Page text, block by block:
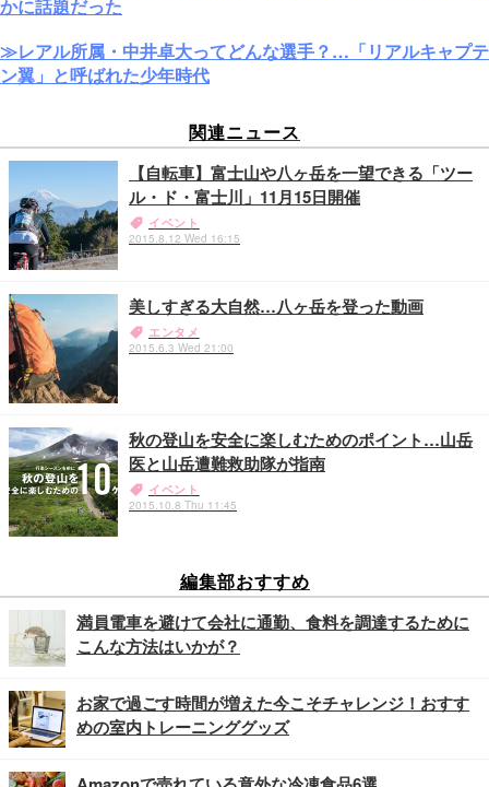
かに話題だった
≫レアル所属・中井卓大ってどんな選手？…「リアルキャプテ
ン翼」と呼ばれた少年時代
関連ニュース
【自転車】富士山や八ヶ岳を一望できる「ツー
ル・ド・富士川」11月15日開催
イベント
2015.8.12 Wed 16:15
美しすぎる大自然…八ヶ岳を登った動画
エンタメ
2015.6.3 Wed 21:00
秋の登山を安全に楽しむためのポイント…山岳
医と山岳遭難救助隊が指南
イベント
2015.10.8 Thu 11:45
編集部おすすめ
満員電車を避けて会社に通勤、食料を調達するために
こんな方法はいかが？
お家で過ごす時間が増えた今こそチャレンジ！おすす
めの室内トレーニンググッズ